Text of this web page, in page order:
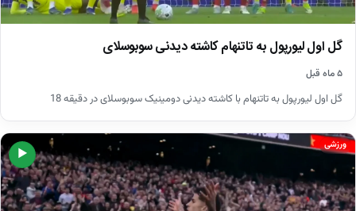
گل اول لیورپول به تاتنهام کاشته دیدنی سوبوسلای
۵ ماه قبل
گل اول لیورپول به تاتنهام با کاشته دیدنی دومینیک سوبوسلای در دقیقه 18
▶
ورزشی